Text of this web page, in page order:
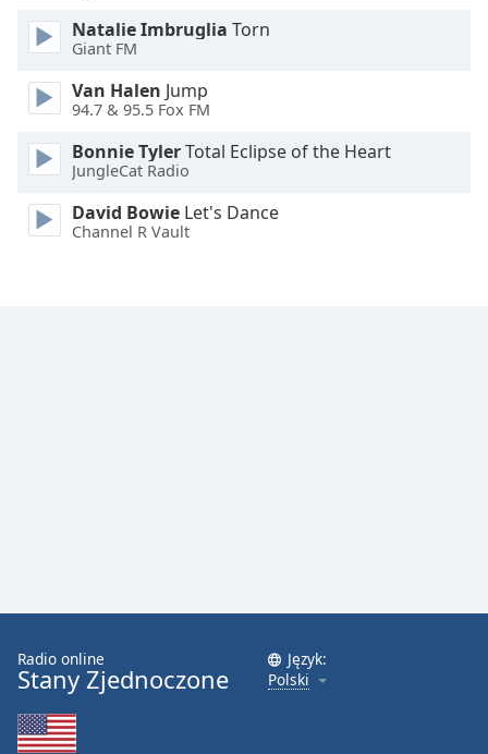
Caption
Area
Color
Opacity
Font
End
dialog
window.
Natalie Imbruglia Torn
Giant FM
Van Halen Jump
94.7 & 95.5 Fox FM
Bonnie TylerTotal Eclipse of the Heart
JungleCat Radio
David Bowie Let's Dance
Channel R Vault
Radio online
Stany Zjednoczone
Język:
Polski